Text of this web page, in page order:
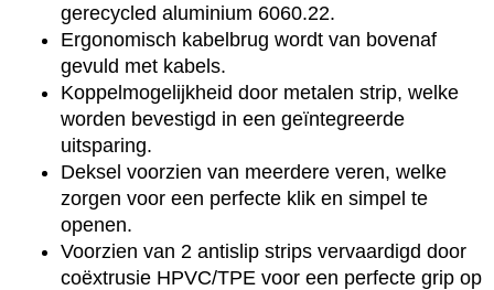
gerecycled aluminium 6060.22.
Ergonomisch kabelbrug wordt van bovenaf
gevuld met kabels.
Koppelmogelijkheid door metalen strip, welke
worden bevestigd in een geïntegreerde
uitsparing.
Deksel voorzien van meerdere veren, welke
zorgen voor een perfecte klik en simpel te
openen.
Voorzien van 2 antislip strips vervaardigd door
coëxtrusie HPVC/TPE voor een perfecte grip op